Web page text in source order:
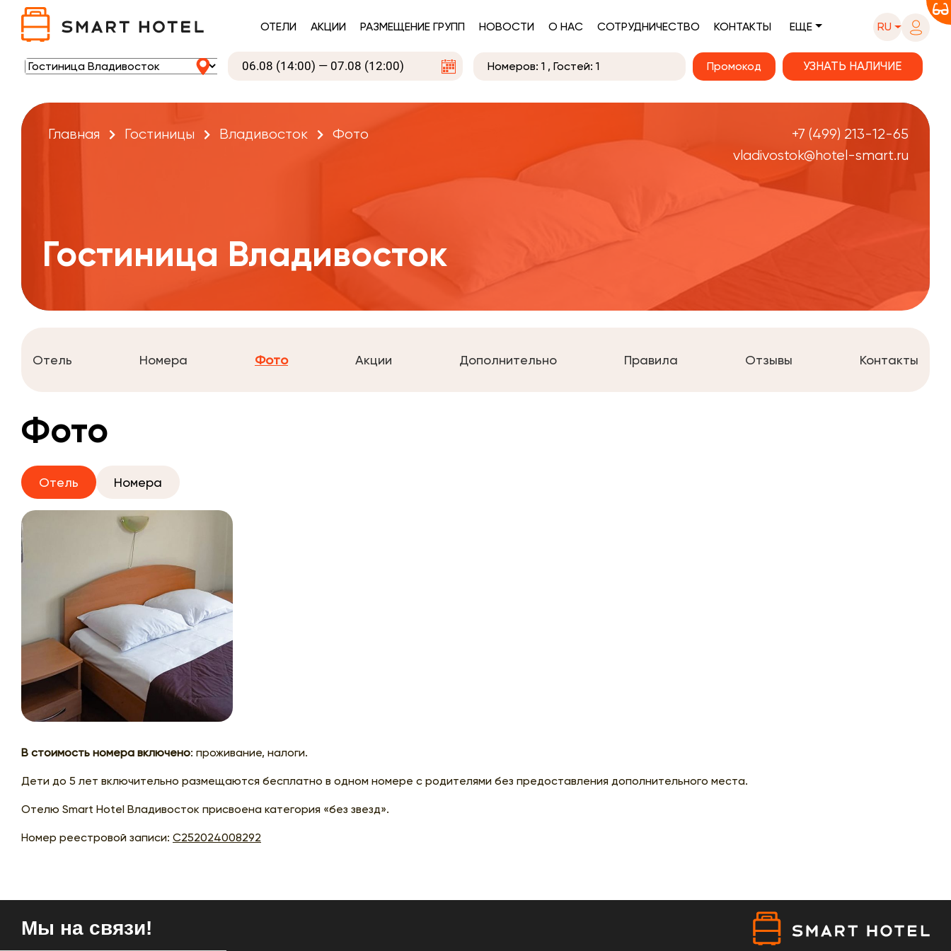
ОТЕЛИ АКЦИИ РАЗМЕЩЕНИЕ ГРУПП НОВОСТИ О НАС СОТРУДНИЧЕСТВО КОНТАКТЫ ЕЩЕ RU
Номеров: 1 , Гостей: 1 Промокод
Главная Гостиницы Владивосток Фото
+7 (499) 213-12-65
vladivostok@hotel-smart.ru
Гостиница Владивосток
Отель Номера Фото Акции Дополнительно Правила Отзывы Контакты
Фото
Отель Номера
В стоимость номера включено: проживание, налоги.
Дети до 5 лет включительно размещаются бесплатно в одном номере с родителями без предоставления дополнительного места.
Отелю Smart Hotel Владивосток присвоена категория «без звезд».
Номер реестровой записи: С252024008292
Мы на связи!